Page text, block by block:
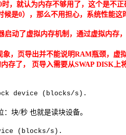
时，就认为内存不够用了，这个是不
候是0），那么不用担心，系统性能这
启动了虚拟内存机制，通过虚拟内存
，页导出并不能说明RAM瓶颈，虚
存了， 页导入需要从SWAP DISK上
device (blocks/s).
：块/秒 也就是读块设备。
(blocks/s).